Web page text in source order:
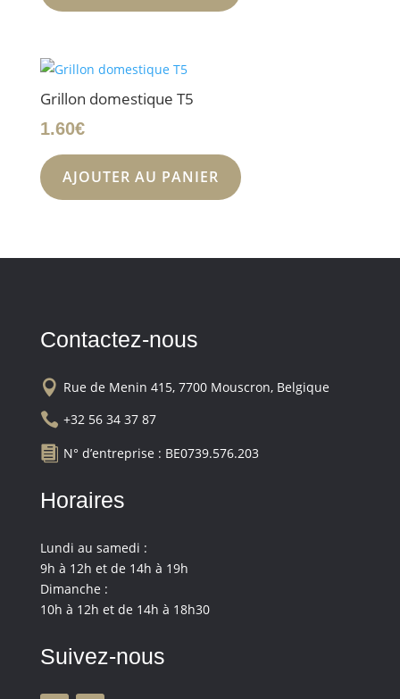
Grillon domestique T5
1.60€
AJOUTER AU PANIER
Contactez-nous
 Rue de Menin 415, 7700 Mouscron, Belgique
 +32 56 34 37 87
 N° d’entreprise : BE0739.576.203
Horaires
Lundi au samedi :
9h à 12h et de 14h à 19h
Dimanche :
10h à 12h et de 14h à 18h30
Suivez-nous